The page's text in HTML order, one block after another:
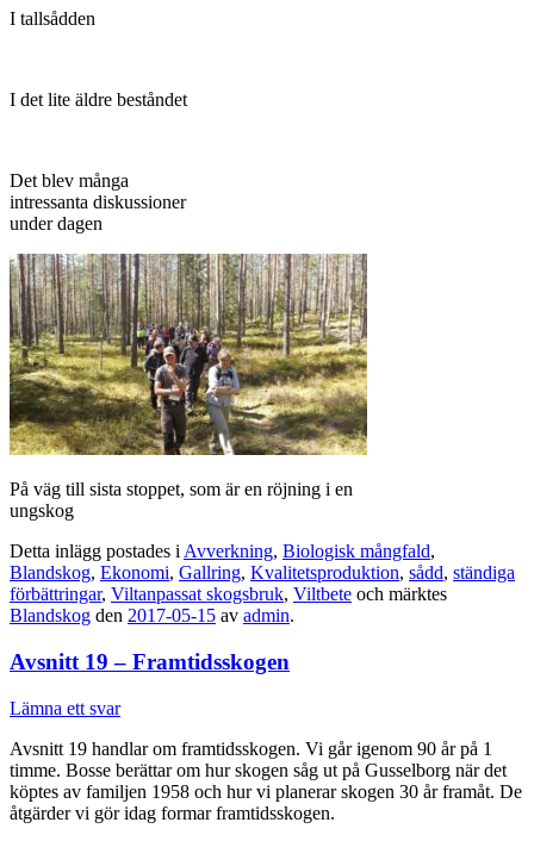
I tallsådden
I det lite äldre beståndet
Det blev många
intressanta diskussioner
under dagen
På väg till sista stoppet, som är en röjning i en
ungskog
Detta inlägg postades i Avverkning, Biologisk mångfald,
Blandskog, Ekonomi, Gallring, Kvalitetsproduktion, sådd, ständiga
förbättringar, Viltanpassat skogsbruk, Viltbete och märktes
Blandskog den 2017-05-15 av admin.
Avsnitt 19 – Framtidsskogen
Lämna ett svar
Avsnitt 19 handlar om framtidsskogen. Vi går igenom 90 år på 1
timme. Bosse berättar om hur skogen såg ut på Gusselborg när det
köptes av familjen 1958 och hur vi planerar skogen 30 år framåt. De
åtgärder vi gör idag formar framtidsskogen.